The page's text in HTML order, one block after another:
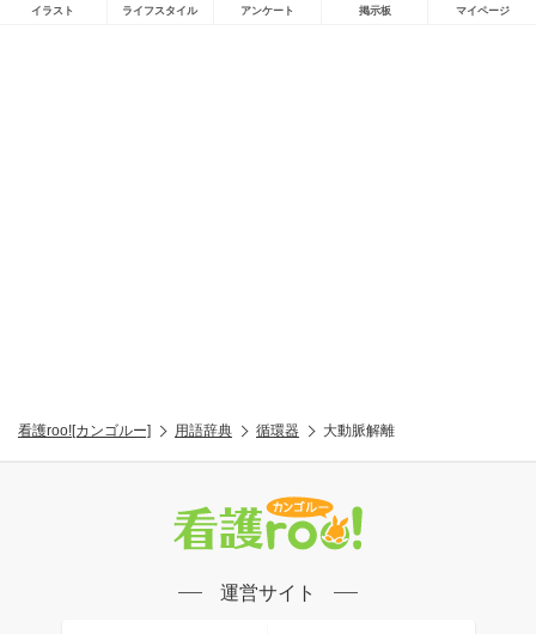
イラスト ライフスタイル アンケート 掲示板 マイページ
看護roo![カンゴルー] 用語辞典 循環器 大動脈解離
運営サイト